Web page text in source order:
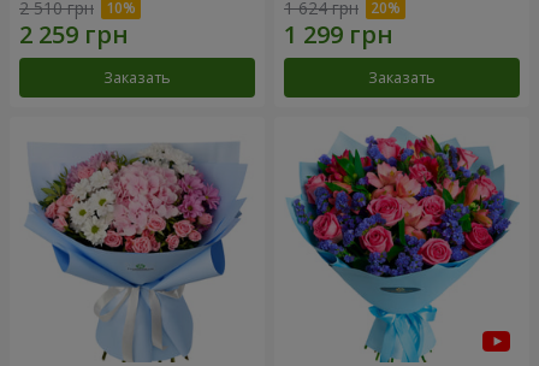
2 510 грн
Заказать
1 624 грн
Заказать